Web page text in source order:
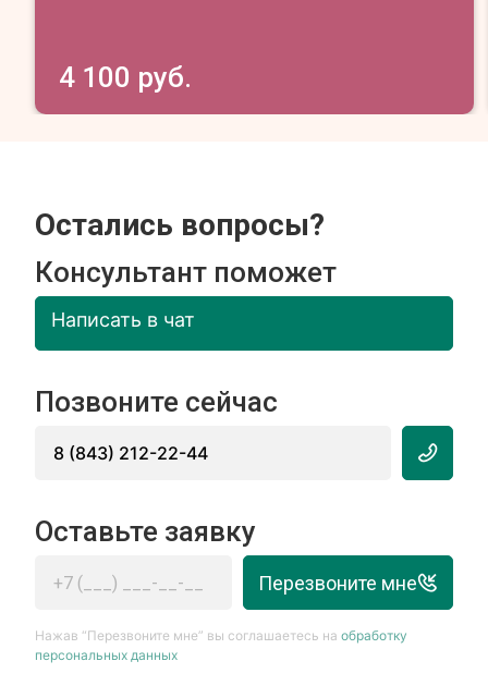
4 100 руб.
Остались вопросы?
Консультант поможет
Написать в чат
Позвоните сейчас
8 (843) 212-22-44
Оставьте заявку
Перезвоните мне
Нажав “Перезвоните мне” вы соглашаетесь наобработку
персональных данных